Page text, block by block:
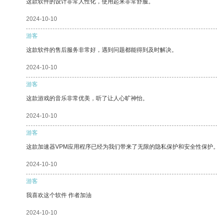
这款软件的设计非常人性化，使用起来非常舒服。
2024-10-10
游客
这款软件的售后服务非常好，遇到问题都能得到及时解决。
2024-10-10
游客
这款游戏的音乐非常优美，听了让人心旷神怡。
2024-10-10
游客
这款加速器VPM应用程序已经为我们带来了无限的隐私保护和安全性保护
2024-10-10
游客
我喜欢这个软件 作者加油
2024-10-10